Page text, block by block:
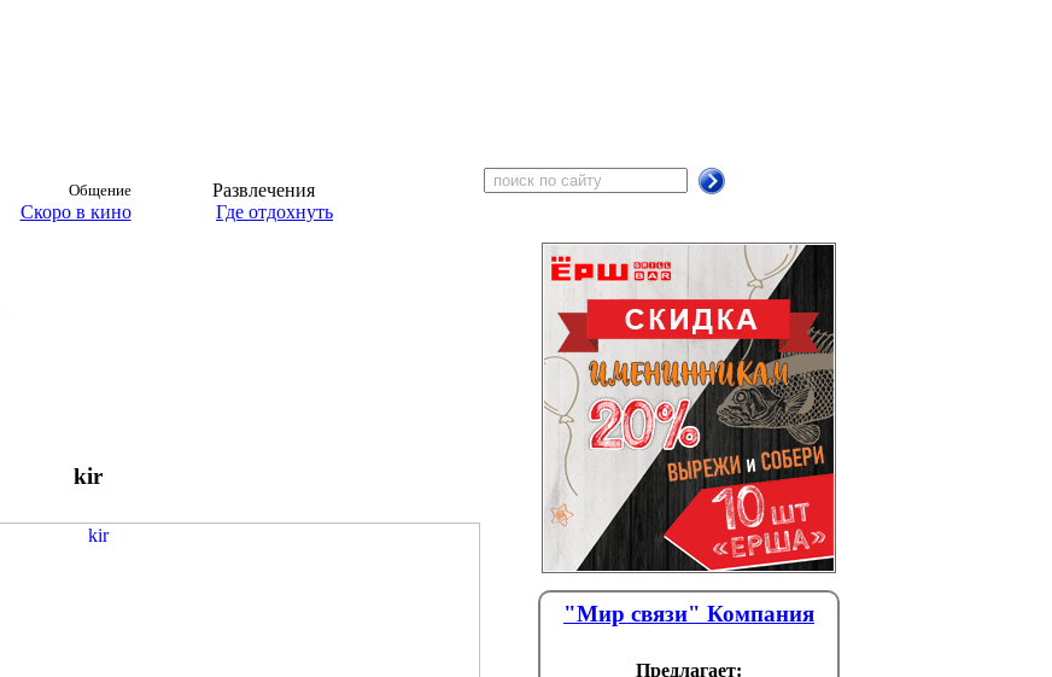
Общение
Развлечения
Скоро в кино Где отдохнуть
kir
"Мир связи" Компания
Предлагает: